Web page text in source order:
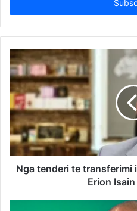
Nga tenderi te transferimi
Erion Isain